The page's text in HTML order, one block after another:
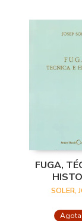
FUGA,
SOLER,